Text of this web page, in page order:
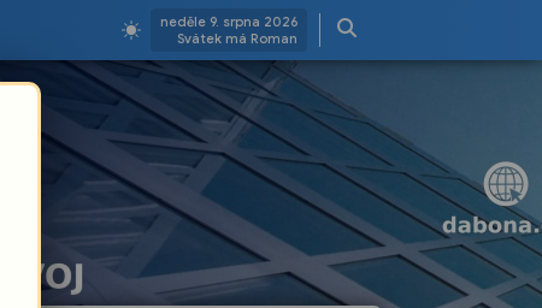
neděle 9. srpna 2026
Svátek má Roman